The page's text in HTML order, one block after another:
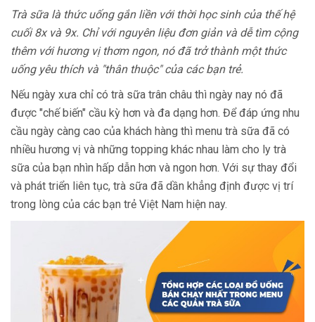
Trà sữa là thức uống gắn liền với thời học sinh của thế hệ
cuối 8x và 9x. Chỉ với nguyên liệu đơn giản và dễ tìm cộng
thêm với hương vị thơm ngon, nó đã trở thành một thức
uống yêu thích và "thân thuộc" của các bạn trẻ.
Nếu ngày xưa chỉ có trà sữa trân châu thì ngày nay nó đã
được "chế biến" cầu kỳ hơn và đa dạng hơn. Để đáp ứng nhu
cầu ngày càng cao của khách hàng thì menu trà sữa đã có
nhiều hương vị và những topping khác nhau làm cho ly trà
sữa của bạn nhìn hấp dẫn hơn và ngon hơn. Với sự thay đổi
và phát triển liên tục, trà sữa đã dần khẳng định được vị trí
trong lòng của các bạn trẻ Việt Nam hiện nay.